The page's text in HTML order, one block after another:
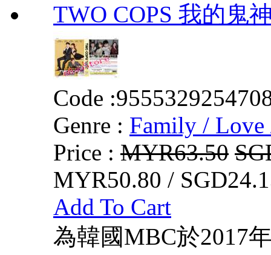
TWO COPS 我的鬼
Code :
Genre : Family / Love
Price : MYR63.50
MYR50.80 /
Add To Cart
為韓國MBC於2017